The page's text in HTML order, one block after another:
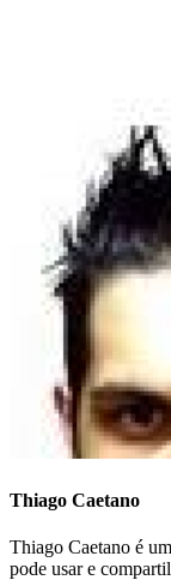
Thiago Caetano
Thiago Caetano é
pode usar e